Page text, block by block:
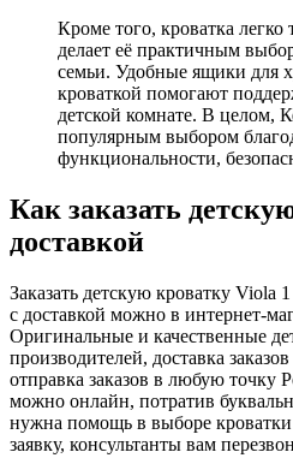
Кроме того, кроватка легко
делает её практичным
семьи. Удобные ящики для
кроваткой помогают
детской комнате. В целом,
популярным выбором
функциональности,
Как заказать
доставкой
Заказать детскую кроватку Viola
с доставкой можно в интернет-
Оригинальные и качественные
производителей, доставка
отправка заказов в любую точку
можно онлайн, потратив
нужна помощь в выборе кроватки
заявку, консультанты вам